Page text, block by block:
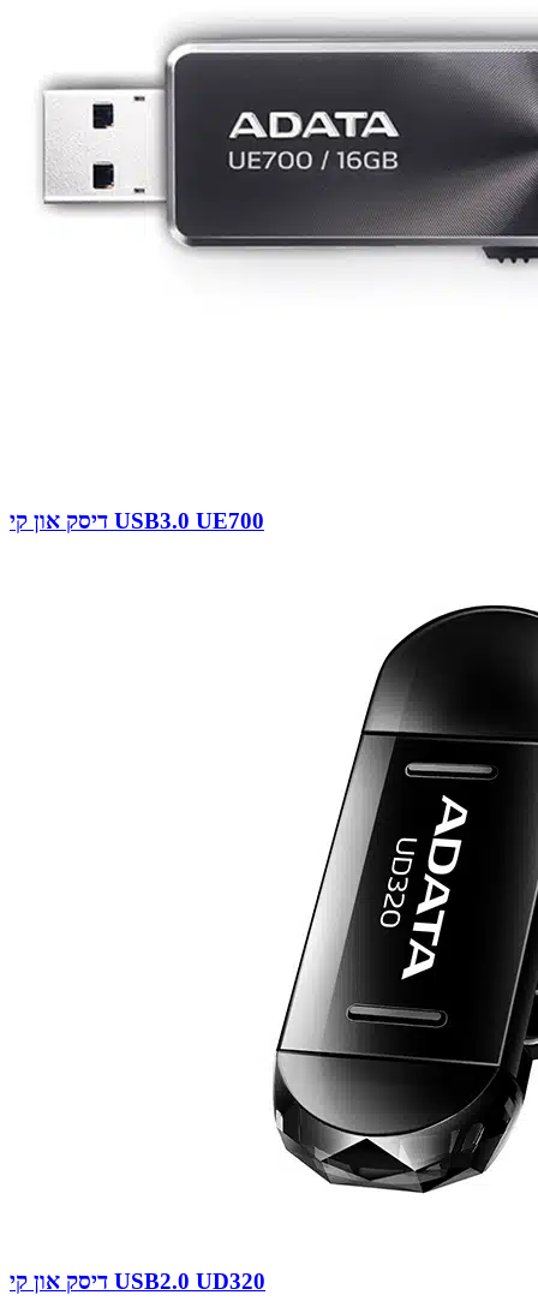
דיסק און קי USB3.0 UE700
דיסק און קי USB2.0 UD320